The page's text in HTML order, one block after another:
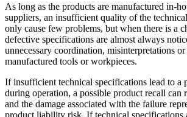
As long as the products are manufactured in-
suppliers, an insufficient quality of the
only cause few problems, but when there is a
defective specifications are almost always
unnecessary coordination, misinterpretations
manufactured tools or workpieces.
If insufficient technical specifications lead to a
during operation, a possible product recall can
and the damage associated with the failure
product liability risk. If technical specifications